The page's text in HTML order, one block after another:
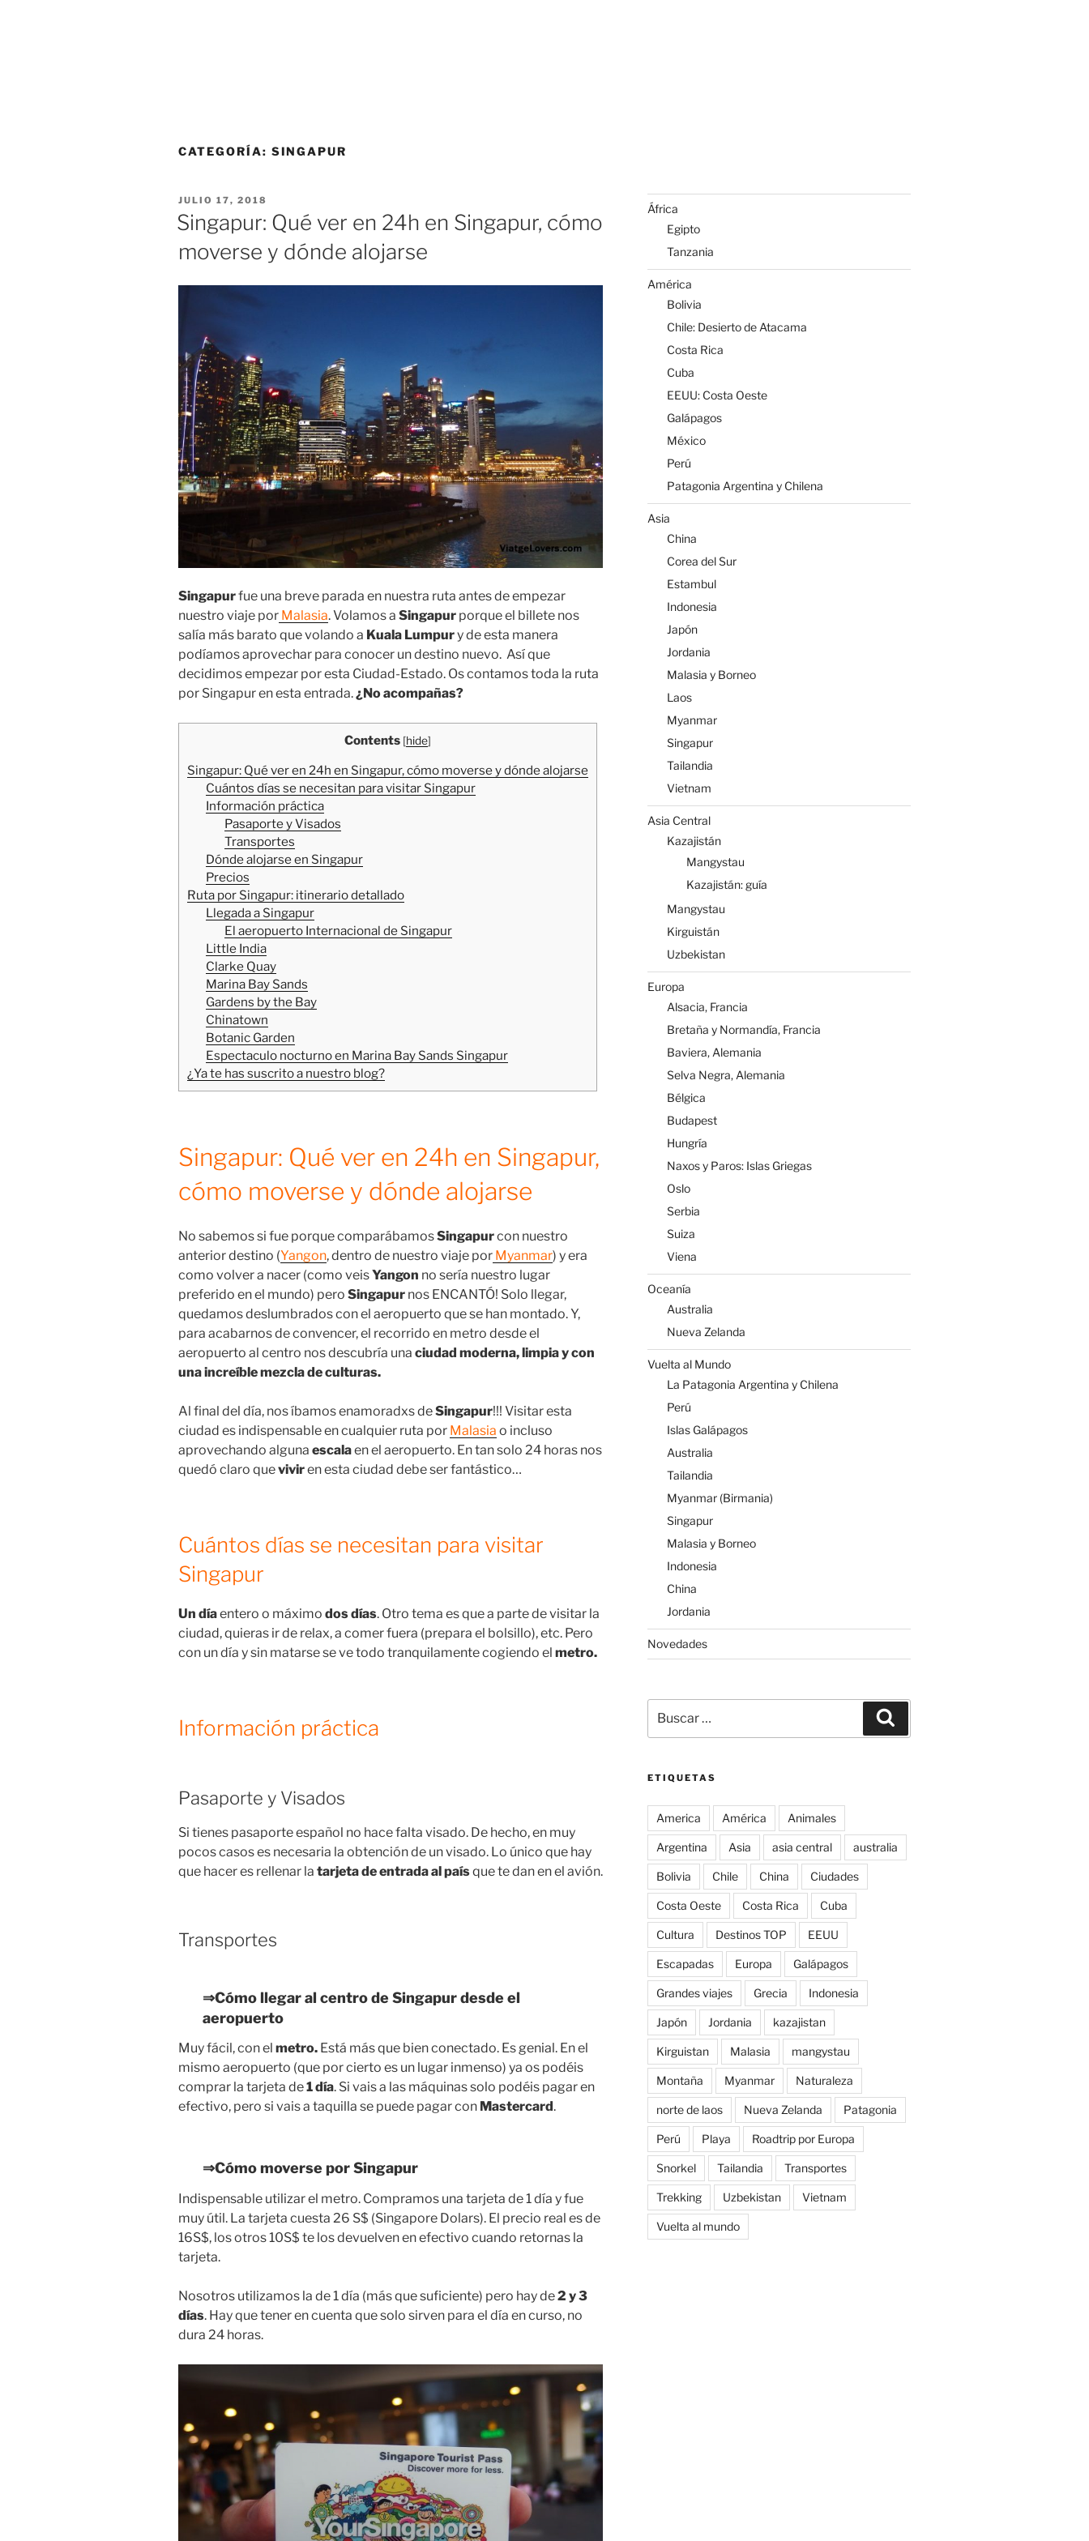
CATEGORÍA: SINGAPUR
PUBLICADO
EL
JULIO 17, 2018
Singapur: Qué ver en 24h en Singapur, cómo
moverse y dónde alojarse
Singapurfue una breve parada en nuestra ruta antes de empezar
nuestro viaje por Malasia. Volamos a Singapur porque el billete nos
salía más barato que volando a Kuala Lumpury de esta manera
podíamos aprovechar para conocer un destino nuevo. Así que
decidimos empezar por esta Ciudad-Estado. Os contamos toda la ruta
por Singapur en esta entrada.¿No acompañas?
Contents [hide]
Singapur: Qué ver en 24h en Singapur, cómo moverse y dónde alojarse
Cuántos días se necesitan para visitar Singapur
Información práctica
Pasaporte y Visados
Transportes
Dónde alojarse en Singapur
Precios
Ruta por Singapur: itinerario detallado
Llegada a Singapur
El aeropuerto Internacional de Singapur
Little India
Clarke Quay
Marina Bay Sands
Gardens by the Bay
Chinatown
Botanic Garden
Espectaculo nocturno en Marina Bay Sands Singapur
¿Ya te has suscrito a nuestro blog?
Singapur: Qué ver en 24h en Singapur,
cómo moverse y dónde alojarse
No sabemos si fue porque comparábamosSingapurcon nuestro
anterior destino (Yangon, dentro de nuestro viaje por Myanmar) y era
como volver a nacer (como veisYangon no sería nuestro lugar
preferido en el mundo) pero Singapur nos ENCANTÓ! Solo llegar,
quedamos deslumbrados con el aeropuerto que se han montado. Y,
para acabarnos de convencer, el recorrido en metro desde el
aeropuerto al centro nos descubría una ciudad moderna, limpia y con
una increíble mezcla de culturas.
Al final del día, nos íbamos enamoradxs deSingapur!!! Visitar esta
ciudad es indispensable en cualquier ruta por Malasia o incluso
aprovechando alguna escalaen el aeropuerto. En tan solo 24 horas nos
quedó claro queviviren esta ciudad debe ser fantástico…
Cuántos días se necesitan para visitar
Singapur
Un díaentero o máximo dos días. Otro tema es que a parte de visitar la
ciudad, quieras ir de relax, a comer fuera (prepara el bolsillo), etc. Pero
con un día y sin matarse se ve todo tranquilamente cogiendo el metro.
Información práctica
Pasaporte y Visados
Si tienes pasaporte español no hace falta visado. De hecho, en muy
pocos casos es necesaria la obtención de un visado. Lo único que hay
que hacer es rellenar la tarjeta de entrada al paísque te dan en el avión.
Transportes
⇒Cómo llegar al centro de Singapur desde el
aeropuerto
Muy fácil, con el metro. Está más que bien conectado. Es genial. En el
mismo aeropuerto (que por cierto es un lugar inmenso) ya os podéis
comprar la tarjeta de1 día. Si vais a las máquinas solo podéis pagar en
efectivo, pero si vais a taquilla se puede pagar con Mastercard.
⇒Cómo moverse por Singapur
Indispensable utilizar el metro. Compramos una tarjeta de 1 día y fue
muy útil. La tarjeta cuesta 26 S$ (Singapore Dolars). El precio real es de
16S$, los otros 10S$ te los devuelven en efectivo cuando retornas la
tarjeta.
Nosotros utilizamos la de 1 día (más que suficiente) pero hay de2 y 3
días. Hay que tener en cuenta que solo sirven para el día en curso, no
dura 24 horas.
África
Egipto
Tanzania
América
Bolivia
Chile: Desierto de Atacama
Costa Rica
Cuba
EEUU: Costa Oeste
Galápagos
México
Perú
Patagonia Argentina y Chilena
Asia
China
Corea del Sur
Estambul
Indonesia
Japón
Jordania
Malasia y Borneo
Laos
Myanmar
Singapur
Tailandia
Vietnam
Asia Central
Kazajistán
Mangystau
Kazajistán: guía
Mangystau
Kirguistán
Uzbekistan
Europa
Alsacia, Francia
Bretaña y Normandía, Francia
Baviera, Alemania
Selva Negra, Alemania
Bélgica
Budapest
Hungría
Naxos y Paros: Islas Griegas
Oslo
Serbia
Suiza
Viena
Oceanía
Australia
Nueva Zelanda
Vuelta al Mundo
La Patagonia Argentina y Chilena
Perú
Islas Galápagos
Australia
Tailandia
Myanmar (Birmania)
Singapur
Malasia y Borneo
Indonesia
China
Jordania
Novedades
por:
ETIQUETAS
America América Animales
Argentina Asia asia central australia
Bolivia Chile China Ciudades
Costa Oeste Costa Rica Cuba
Cultura Destinos TOP EEUU
Escapadas Europa Galápagos
Grandes viajes Grecia Indonesia
Japón Jordania kazajistan
Kirguistan Malasia mangystau
Montaña Myanmar Naturaleza
norte de laos Nueva Zelanda Patagonia
Perú Playa Roadtrip por Europa
Snorkel Tailandia Transportes
Trekking Uzbekistan Vietnam
Vuelta al mundo